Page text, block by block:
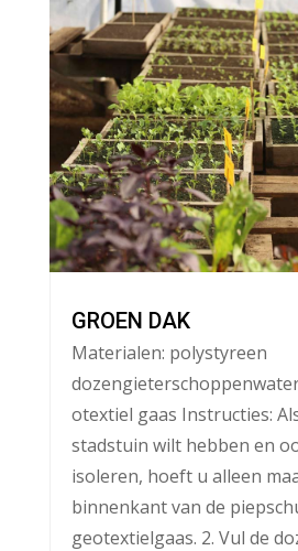
GROEN DAK
Materialen: polystyreen
otextiel gaas Instructies:
stadstuin wilt hebben en
isoleren, hoeft u alleen
binnenkant van de
geotextielgaas. 2. Vul de